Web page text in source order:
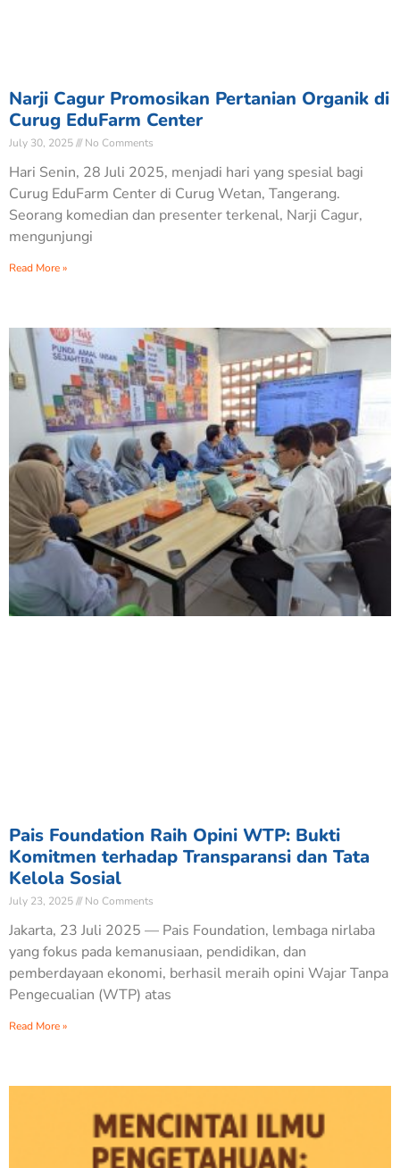
Narji Cagur Promosikan Pertanian Organik di
Curug EduFarm Center
July 30, 2025 No Comments
Hari Senin, 28 Juli 2025, menjadi hari yang spesial bagi
Curug EduFarm Center di Curug Wetan, Tangerang.
Seorang komedian dan presenter terkenal, Narji Cagur,
mengunjungi
Read More »
Pais Foundation Raih Opini WTP: Bukti
Komitmen terhadap Transparansi dan Tata
Kelola Sosial
July 23, 2025 No Comments
Jakarta, 23 Juli 2025 — Pais Foundation, lembaga nirlaba
yang fokus pada kemanusiaan, pendidikan, dan
pemberdayaan ekonomi, berhasil meraih opini Wajar Tanpa
Pengecualian (WTP) atas
Read More »